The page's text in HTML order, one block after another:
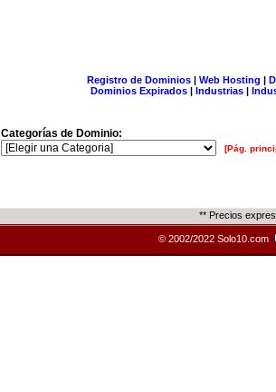
Registro de Dominios| Web Hosting |
Dominios Expirados | Industrias |
Categorías de Dominio:
[Pág.
** Precios
© 2002/2022 Solo10.com